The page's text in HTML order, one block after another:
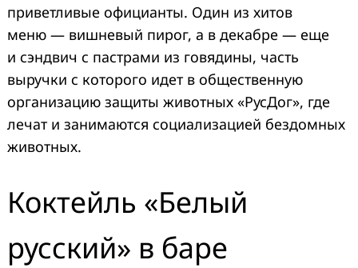
приветливые официанты. Один из хитов
меню — вишневый пирог, а в декабре — еще
и сэндвич с пастрами из говядины, часть
выручки с которого идет в общественную
организацию защиты животных «РусДог», где
лечат и занимаются социализацией бездомных
животных.
Коктейль «Белый
русский» в баре